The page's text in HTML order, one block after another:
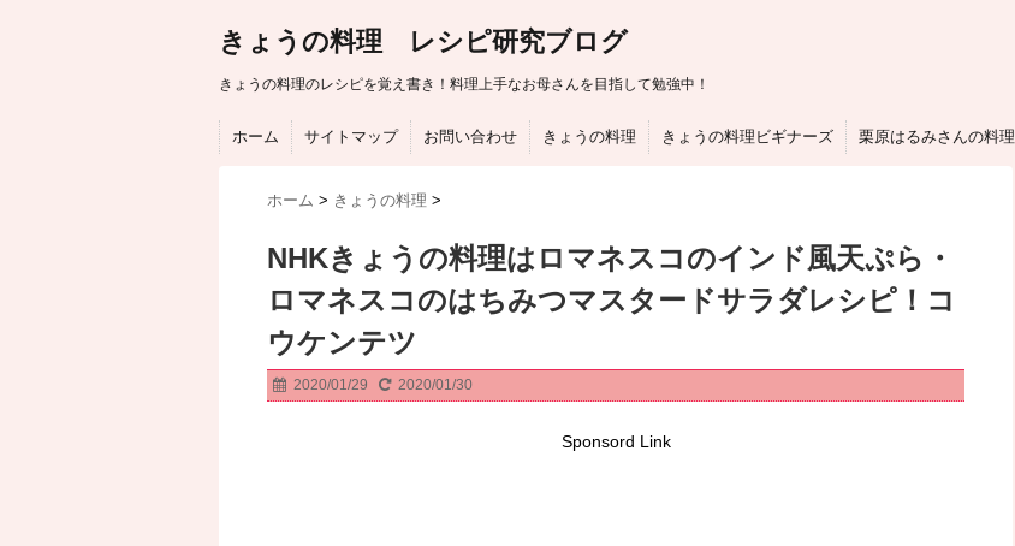
きょうの料理 レシピ研究ブログ
きょうの料理のレシピを覚え書き！料理上手なお母さんを目指して勉強中！
ホーム サイトマップ お問い合わせ きょうの料理 きょうの料理ビギナーズ 栗原はるみさんの料理
ホーム > きょうの料理 >
NHKきょうの料理はロマネスコのインド風天ぷら・
ロマネスコのはちみつマスタードサラダレシピ！コ
ウケンテツ
2020/01/29 2020/01/30
Sponsord Link